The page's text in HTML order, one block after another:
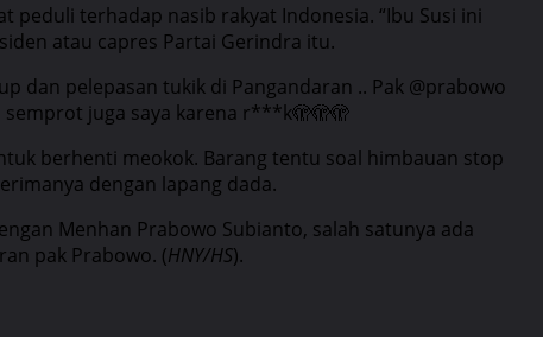
peduli terhadap nasib rakyat Indonesia. “Ibu Susi ini
atau capres Partai Gerindra itu.
dan pelepasan tukik di Pangandaran .. Pak @prabowo
juga saya karena r***k🫣🫣🫣
berhenti meokok. Barang tentu soal himbauan stop
dengan lapang dada.
Menhan Prabowo Subianto, salah satunya ada
pak Prabowo. (HNY/HS).